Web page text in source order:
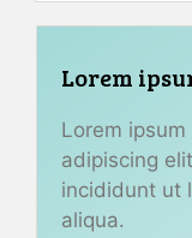
Lorem
Lorem
adipiscing
incididunt ut
aliqua.